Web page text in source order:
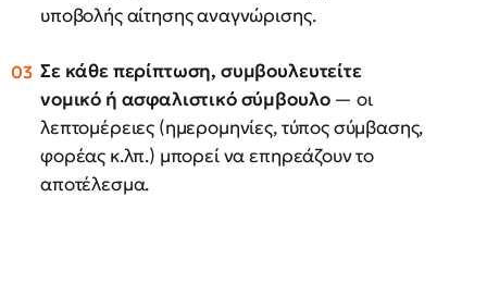
υποβολής αίτησης αναγνώρισης.
Σε κάθε περίπτωση, συμβουλευτείτε
νομικό ή ασφαλιστικό σύμβουλο— οι
λεπτομέρειες (ημερομηνίες, τύπος σύμβασης,
φορέας κ.λπ.) μπορεί να επηρεάζουν το
αποτέλεσμα.